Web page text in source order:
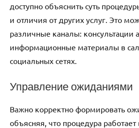
доступно объяснить суть
и отличия от других услуг. Это
различные каналы: консультации
информационные материалы в
социальных сетях.
Управление ожиданиями
Важно корректно формировать
объясняя, что процедура